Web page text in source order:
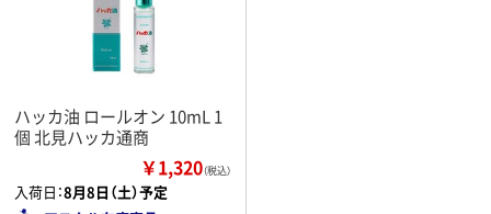
ハッカ油 ロールオン 10mL 1
個 北見ハッカ通商
￥1,320（税込）
入荷日：8月8日（土）予定